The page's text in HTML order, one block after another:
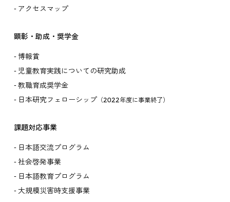
アクセスマップ
顕彰・助成・奨学金
博報賞
児童教育実践についての研究助成
教職育成奨学金
日本研究フェローシップ（2022年度に事業終了）
課題対応事業
日本語交流プログラム
社会啓発事業
日本語教育プログラム
大規模災害時支援事業